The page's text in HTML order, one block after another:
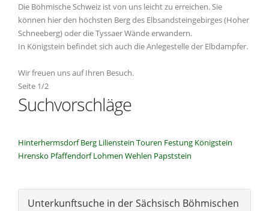
Die Böhmische Schweiz ist von uns leicht zu erreichen. Sie
können hier den höchsten Berg des Elbsandsteingebirges (Hoher
Schneeberg) oder die Tyssaer Wände erwandern.
In Königstein befindet sich auch die Anlegestelle der Elbdampfer.
Wir freuen uns auf Ihren Besuch.
Seite 1/2
Suchvorschläge
Hinterhermsdorf Berg Lilienstein Touren Festung Königstein
Hrensko Pfaffendorf Lohmen Wehlen Papststein
Unterkunftsuche in der Sächsisch Böhmischen